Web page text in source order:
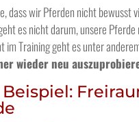
dass wir Pferden nicht bewusst
es nicht darum, unsere
im Training geht es unter
wieder neu